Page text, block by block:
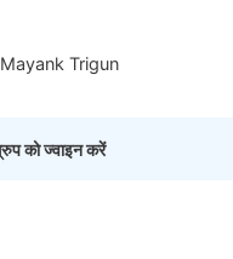
Trigun
को ज्वाइन करें